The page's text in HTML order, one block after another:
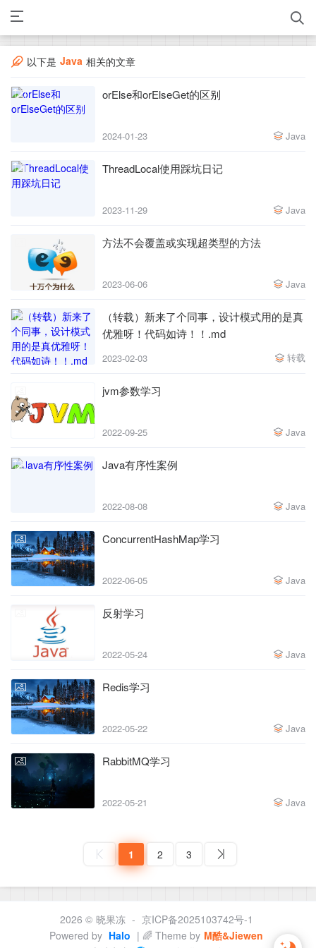
以下是 Java 相关的文章
orElse和orElseGet的区别
2024-01-23 Java
ThreadLocal使用踩坑日记
2023-11-29 Java
方法不会覆盖或实现超类型的方法
2023-06-06 Java
（转载）新来了个同事，设计模式用的是真
优雅呀！代码如诗！！.md
2023-02-03 转载
jvm参数学习
2022-09-25 Java
Java有序性案例
2022-08-08 Java
ConcurrentHashMap学习
2022-06-05 Java
反射学习
2022-05-24 Java
Redis学习
2022-05-22 Java
RabbitMQ学习
2022-05-21 Java
1 2 3
2026 © 晓果冻 - 京ICP备2025103742号-1
Powered by Halo | 🌈 Theme by M酷&Jiewen